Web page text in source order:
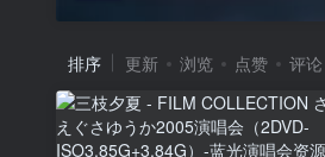
排序 更新 浏览 点赞 评论